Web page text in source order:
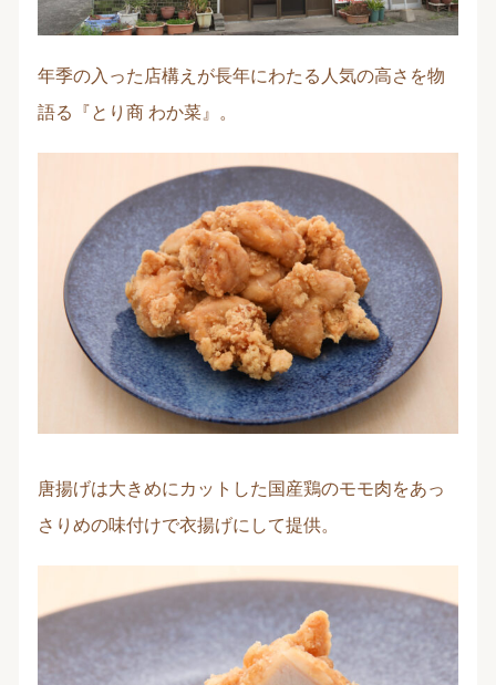
年季の入った店構えが長年にわたる人気の高さを物
語る『とり商 わか菜』。
唐揚げは大きめにカットした国産鶏のモモ肉をあっ
さりめの味付けで衣揚げにして提供。